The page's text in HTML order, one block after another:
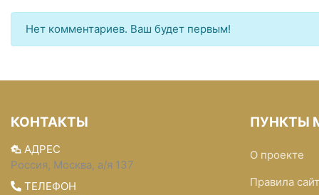
Нет комментариев. Ваш будет первым!
КОНТАКТЫ
АДРЕС
Россия, Москва, а/я 137
ТЕЛЕФОН
ПУНКТЫ
О проекте
Правила